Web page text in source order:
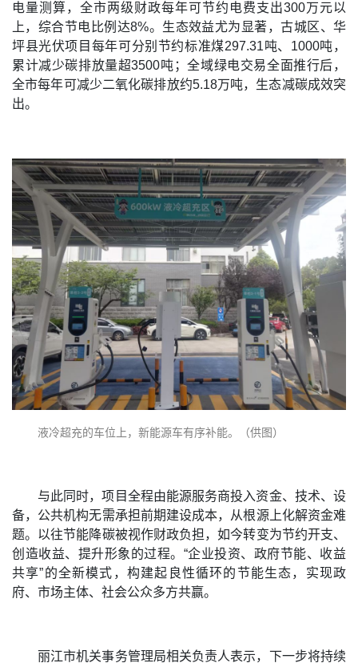
电量测算，全市两级财政每年可节约电费支出300万元以
上，综合节电比例达8%。生态效益尤为显著，古城区、华
坪县光伏项目每年可分别节约标准煤297.31吨、1000吨，
累计减少碳排放量超3500吨；全域绿电交易全面推行后，
全市每年可减少二氧化碳排放约5.18万吨，生态减碳成效突
出。
液冷超充的车位上，新能源车有序补能。（供图）
与此同时，项目全程由能源服务商投入资金、技术、设
备，公共机构无需承担前期建设成本，从根源上化解资金难
题。以往节能降碳被视作财政负担，如今转变为节约开支、
创造收益、提升形象的过程。“企业投资、政府节能、收益
共享”的全新模式，构建起良性循环的节能生态，实现政
府、市场主体、社会公众多方共赢。
丽江市机关事务管理局相关负责人表示，下一步将持续